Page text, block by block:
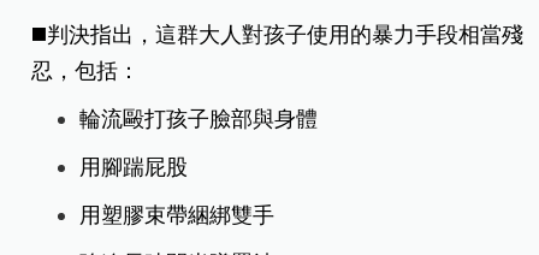
◼️判決指出，這群大人對孩子使用的暴力手段相當殘
忍，包括：
輪流毆打孩子臉部與身體
用腳踹屁股
用塑膠束帶綑綁雙手